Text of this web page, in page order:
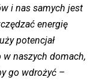
i nas samych jest
energię
potencjał
naszych domach,
go wdrożyć –